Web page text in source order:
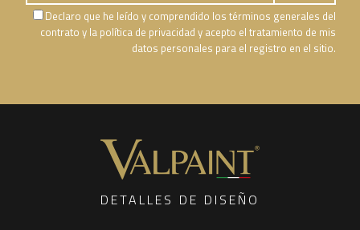
Declaro que he leído y comprendido los términos generales del
contrato y la política de privacidad y acepto el tratamiento de mis
datos personales para el registro en el sitio.
DETALLES DE DISEÑO